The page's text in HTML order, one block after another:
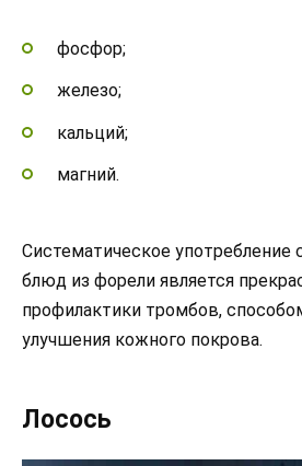
фосфор;
железо;
кальций;
магний.
Систематическое употребление
блюд из форели является
профилактики тромбов,
улучшения кожного покрова.
Лосось